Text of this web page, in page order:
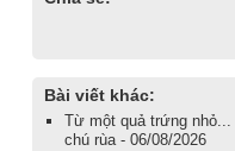
Bài viết khác:
Từ một quả trứng
chú rùa - 06/08/2026